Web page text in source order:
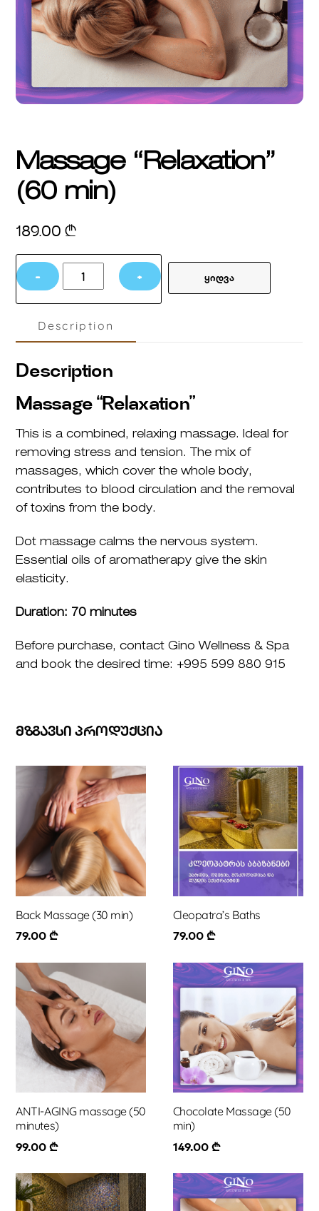
Massage “Relaxation”
(60 min)
189.00₾
−
"Relaxation"
quantity
+ ყიდვა
Description
Description
Massage “Relaxation”
This is a combined, relaxing massage. Ideal for
removing stress and tension. The mix of
massages, which cover the whole body,
contributes to blood circulation and the removal
of toxins from the body.
Dot massage calms the nervous system.
Essential oils of aromatherapy give the skin
elasticity.
Duration: 70 minutes
Before purchase, contact Gino Wellness & Spa
and book the desired time: +995 599 880 915
ᲛᲖᲒᲐᲕᲡᲘ ᲞᲠᲝᲓᲣᲥᲪᲘᲐ
Back Massage (30 min)
79.00₾
Cleopatra’s Baths
79.00 ₾
ANTI-AGING massage (50
minutes)
99.00₾
Chocolate Massage (50
min)
149.00 ₾